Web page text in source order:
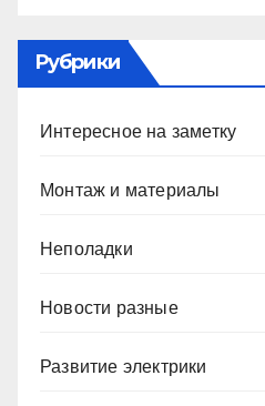
Рубрики
Интересное на заметку
Монтаж и материалы
Неполадки
Новости разные
Развитие электрики